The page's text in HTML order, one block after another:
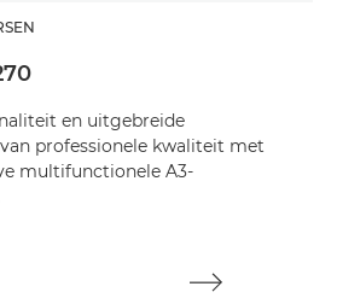
en uitgebreide
professionele kwaliteit met
multifunctionele A3-